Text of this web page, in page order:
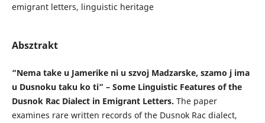
emigrant letters, linguistic heritage
Absztrakt
“Nema take u Jamerike ni u szvoj Madzarske, szamo j ima
u Dusnoku taku ko ti” – Some Linguistic Features of the
Dusnok Rac Dialect in Emigrant Letters. The paper
examines rare written records of the Dusnok Rac dialect,